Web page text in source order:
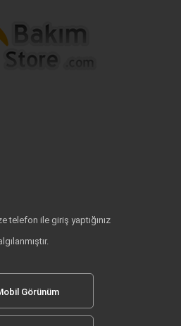
telefon ile giriş yaptığınız
Görünüm